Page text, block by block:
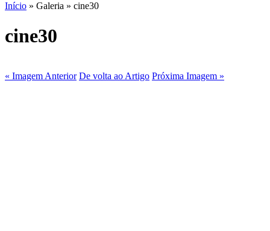
Início » Galeria » cine30
cine30
« Imagem Anterior De volta ao Artigo Próxima Imagem »